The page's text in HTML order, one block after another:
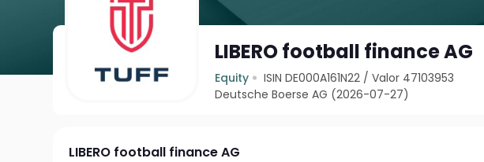
LIBERO football finance AG
Equity ISIN DE000A161N22 /Valor 47103953
Deutsche Boerse AG (2026-07-27)
LIBERO football finance AG